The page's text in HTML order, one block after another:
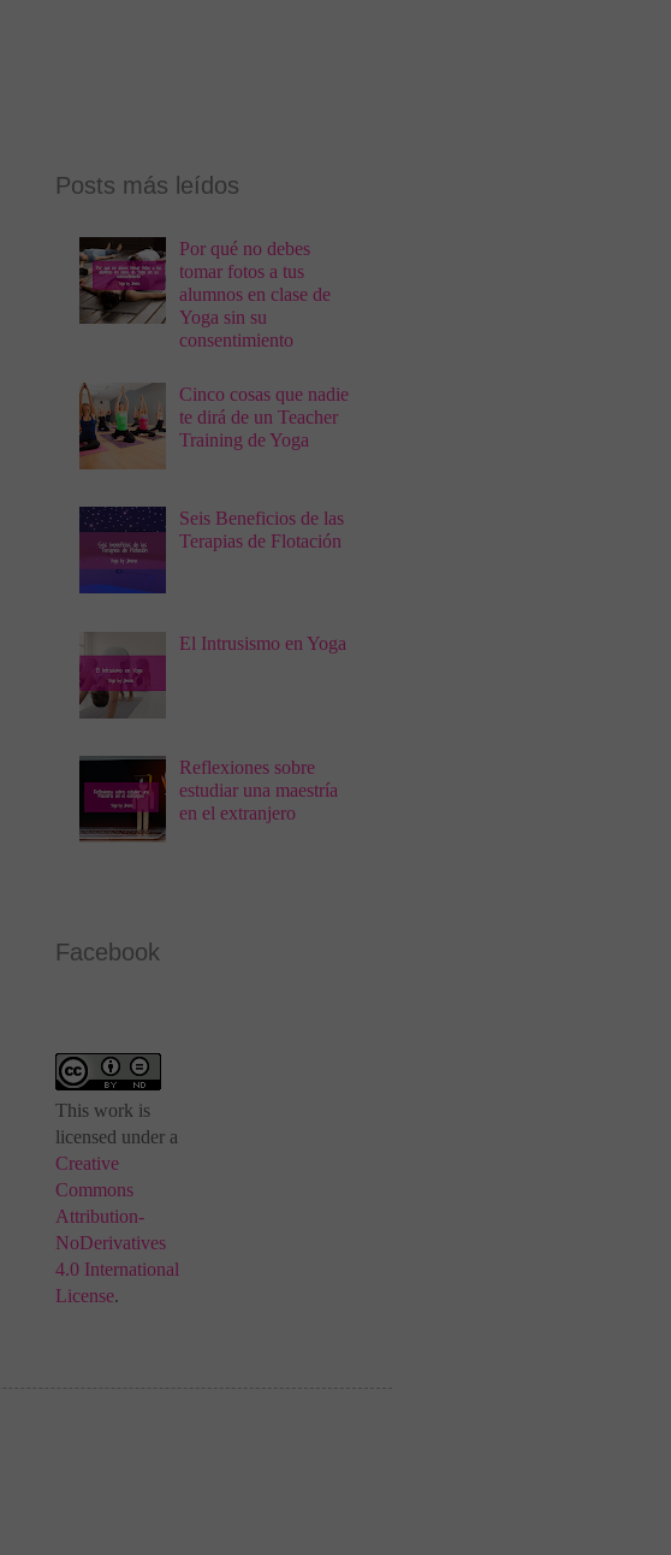
Posts más leídos
Por qué no debes
tomar fotos a tus
alumnos en clase de
Yoga sin su
consentimiento
Cinco cosas que nadie
te dirá de un Teacher
Training de Yoga
Seis Beneficios de las
Terapias de Flotación
El Intrusismo en Yoga
Reflexiones sobre
estudiar una maestría
en el extranjero
Facebook
This work is
licensed under a
Creative
Commons
Attribution-
NoDerivatives
4.0 International
License.